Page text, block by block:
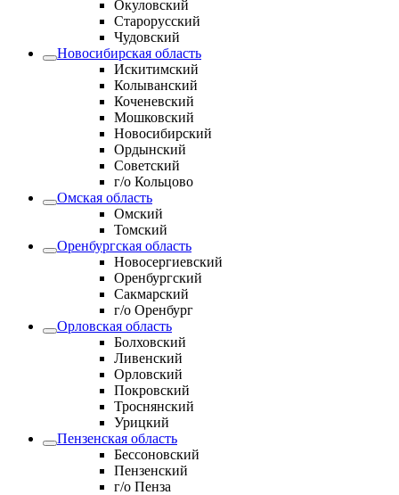
Окуловский
Старорусский
Чудовский
Новосибирская область
Искитимский
Колыванский
Коченевский
Мошковский
Новосибирский
Ордынский
Советский
г/о Кольцово
Омская область
Омский
Томский
Оренбургская область
Новосергиевский
Оренбургский
Сакмарский
г/о Оренбург
Орловская область
Болховский
Ливенский
Орловский
Покровский
Троснянский
Урицкий
Пензенская область
Бессоновский
Пензенский
г/о Пенза